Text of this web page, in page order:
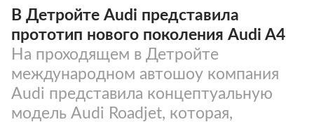
В Детройте Audi представила
прототип нового поколения Audi A4
На проходящем в Детройте
международном автошоу компания
Audi представила концептуальную
модель Audi Roadjet, которая,